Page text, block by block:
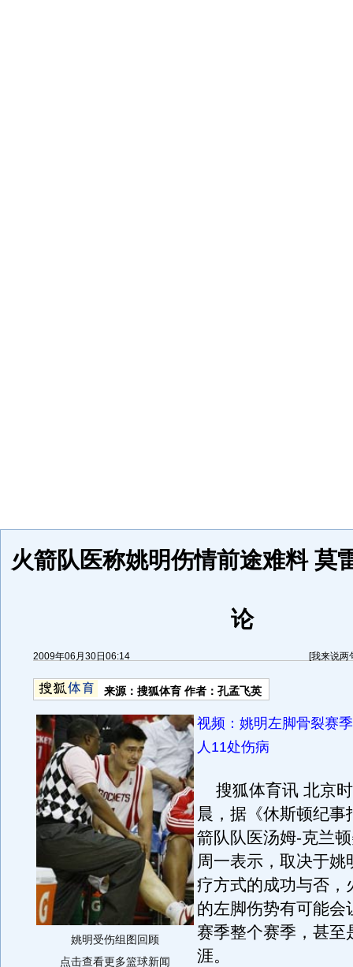
火箭队医称姚明伤情前途难料 莫
论
2009年06月30日06:14 [我来说两
来源： 搜狐体育作者：孔孟飞英
姚明受伤组图回顾
点击查看更多篮球新闻
视频：姚明左脚骨裂赛
人11处伤病
搜狐体育讯 北京
晨，据《休斯顿纪事
箭队队医汤姆-克兰
周一表示，取决于姚
疗方式的成功与否，
的左脚伤势有可能会
赛季整个赛季，甚至
涯。